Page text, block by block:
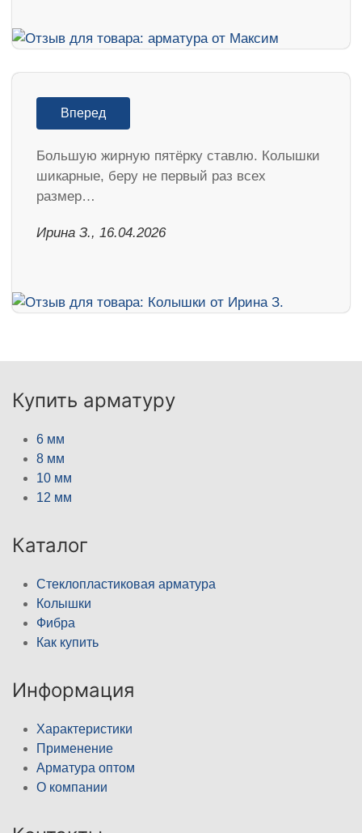
Вперед
Большую жирную пятёрку ставлю. Колышки
шикарные, беру не первый раз всех
размер…
Ирина З., 16.04.2026
Купить арматуру
6 мм
8 мм
10 мм
12 мм
Каталог
Стеклопластиковая арматура
Колышки
Фибра
Как купить
Информация
Характеристики
Применение
Арматура оптом
О компании